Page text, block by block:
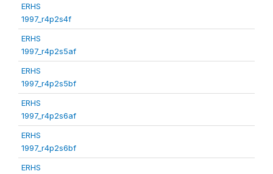
ERHS
1997_r4p2s4f
ERHS
1997_r4p2s5af
ERHS
1997_r4p2s5bf
ERHS
1997_r4p2s6af
ERHS
1997_r4p2s6bf
ERHS